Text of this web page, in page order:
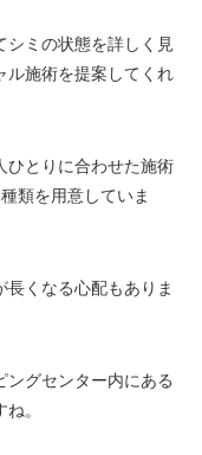
シミの状態を詳しく見
ル施術を提案してくれ
ひとりに合わせた施術
類を用意していま
くなる心配もありま
ングセンター内にある
。